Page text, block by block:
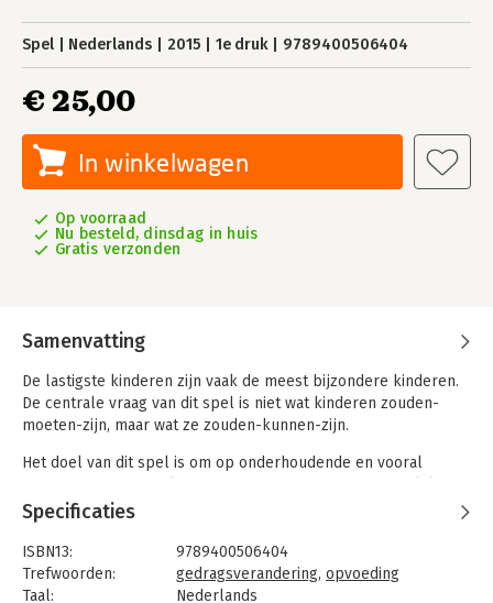
Spel Nederlands 2015 1e druk 9789400506404
€ 25,00
In winkelwagen
Op voorraad
Nu besteld, dinsdag in huis
Gratis verzonden
Samenvatting
De lastigste kinderen zijn vaak de meest bijzondere kinderen.
De centrale vraag van dit spel is niet wat kinderen zouden-
moeten-zijn, maar wat ze zouden-kunnen-zijn.
Het doel van dit spel is om op onderhoudende en vooral
om te denken. Opvoeden is nogal eens ingewikkeld en
vermoeiend, maar het is minstens even vaak hilarisch, en soms
zelfs verbijsterend simpel. We zijn vaak geneigd het onszelf
moeilijker te maken dan nodig is.
Specificaties
ISBN13:
9789400506404
Trefwoorden:
gedragsverandering, opvoeding
Taal:
Nederlands